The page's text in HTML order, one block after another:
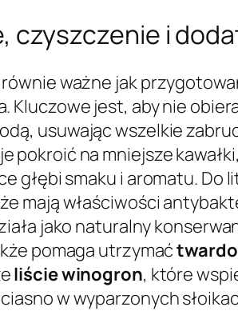
czyszczenie i
ważne jak
Kluczowe jest, aby nie
usuwając wszelkie
pokroić na mniejsze
głębi smaku i aromatu. Do
mają właściwości
jako naturalny
pomaga utrzymać
liście winogron, które
w wyparzonych